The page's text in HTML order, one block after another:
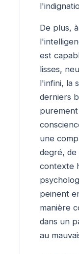
De plus,
est
lisses,
l'infini, la
derniers
une
degré,
contexte
peinent
manière
dans un
au